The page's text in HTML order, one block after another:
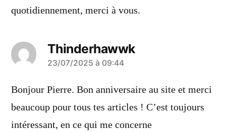
quotidiennement, merci à vous.
Thinderhawwk
a
dit :
23/07/2025 à 09:44
Bonjour Pierre. Bon anniversaire au site et merci
beaucoup pour tous tes articles ! C’est toujours
intéressant, en ce qui me concerne